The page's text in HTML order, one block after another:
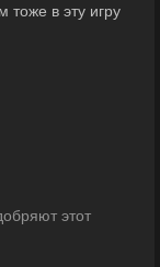
тоже в эту игру
этот